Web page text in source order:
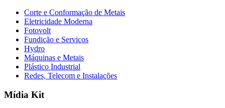
Corte e Conformação de Metais
Eletricidade Moderna
Fotovolt
Fundição e Serviços
Hydro
Máquinas e Metais
Plástico Industrial
Redes, Telecom e Instalações
Mídia Kit